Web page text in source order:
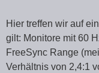
Hier treffen wir auf
gilt: Monitore mit 60
FreeSync Range
Verhältnis von 2,4:1